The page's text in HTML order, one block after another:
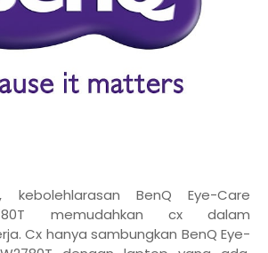
kebolehlarasan BenQ Eye-Care
memudahkan cx dalam
Cx hanya sambungkan BenQ Eye-